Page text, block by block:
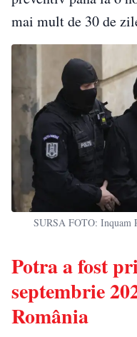
mai mult de 30 de
SURSA FOTO: Inquam
Potra a fost
septembrie
România